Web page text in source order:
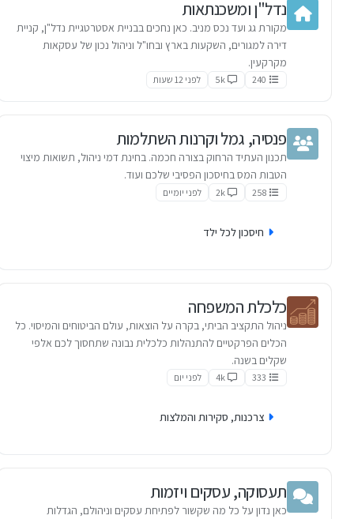
נדל"ן ומשכנתאות
מקורת גג ועד נכס מניב. כאן נחכים בבניית אסטרטגיית נדל"ן, קניית
דירה למגורים, השקעות בארץ ובחו"ל וניהול נכון של עסקאות
מקרקעין.
240
5k לפני 12 שעות
פנסיה, גמל וקרנות השתלמות
תכנון העתיד הרחוק בצורה חכמה. בחינת דמי ניהול, תשואות מיצוי
הטבות המס בחיסכון הפסיבי שלכם ועוד.
258
2k לפני יומיים
חיסכון לכל ילד
כלכלת המשפחה
ניהול התקציב הביתי, בקרה על הוצאות, עולם הביטוחים והמיסוי. כל
הכלים הפרקטיים להתנהלות כלכלית נבונה שתחסוך לכם אלפי
שקלים בשנה.
333
4k לפני יום
צרכנות, סקירות והמלצות
תעסוקה, עסקים ויזמות
כאן נדון על כל מה שקשור לפתיחת עסקים וניהולם, הגדלות